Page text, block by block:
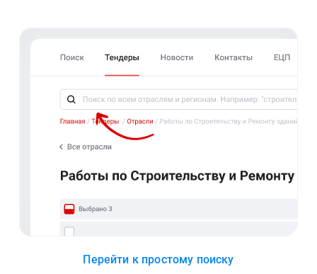
Перейти к простому поиску